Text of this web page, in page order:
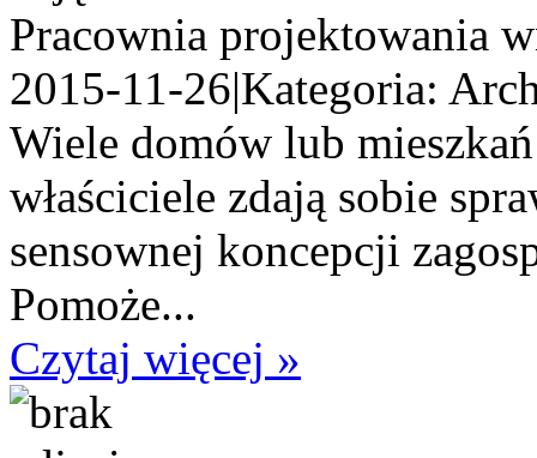
Pracownia projektowania
2015-11-26|Kategoria:
Wiele domów lub
właściciele zdają sobie
sensownej koncepcji
Pomoże...
Czytaj więcej »